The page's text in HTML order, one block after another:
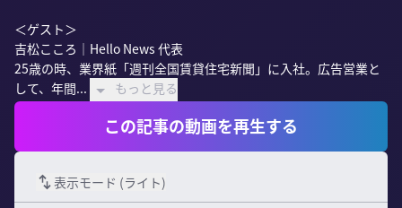
＜ゲスト＞
吉松こころ｜Hello News 代表
25歳の時、業界紙「週刊全国賃貸住宅新聞」に入社。広告営業と
して、年間...
もっと見る
この記事の動画を再生する
表示モード (ライト)